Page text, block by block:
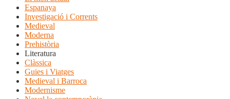
Espanaya
Investigació i Corrents
Medieval
Moderna
Prehistòria
Literatura
Clàssica
Guies i Viatges
Medieval i Barroca
Modernisme